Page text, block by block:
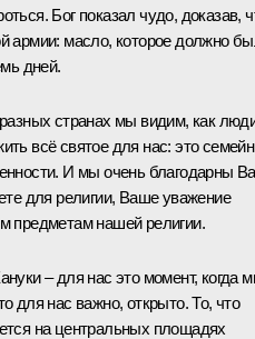
Бог показал чудо, доказав,
армии: масло, которое должно
дней.
странах мы видим, как
всё святое для нас: это
И мы очень благодарны
для религии, Ваше уважение
предметам нашей религии.
– для нас это момент, когда
для нас важно, открыто. То, что
на центральных площадях